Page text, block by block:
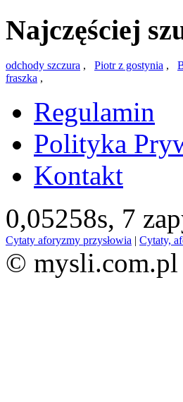
Najczęściej
odchody szczura , Piotr z gostynia ,
fraszka ,
Regulamin
Polityka
Kontakt
0,05258s, 7
Cytaty aforyzmy przysłowia | Cytaty,
© mysli.com.pl